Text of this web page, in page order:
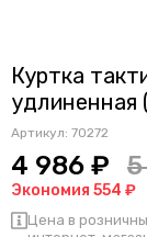
Куртка
удлиненная
Артикул: 70272
4 986 ₽
Экономия 554 ₽
Цена в